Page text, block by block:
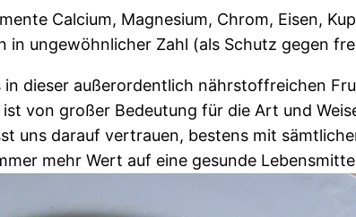
Calcium, Magnesium, Chrom, Eisen,
in ungewöhnlicher Zahl (als Schutz gegen
in dieser außerordentlich nährstoffreichen
von großer Bedeutung für die Art und
uns darauf vertrauen, bestens mit
mehr Wert auf eine gesunde